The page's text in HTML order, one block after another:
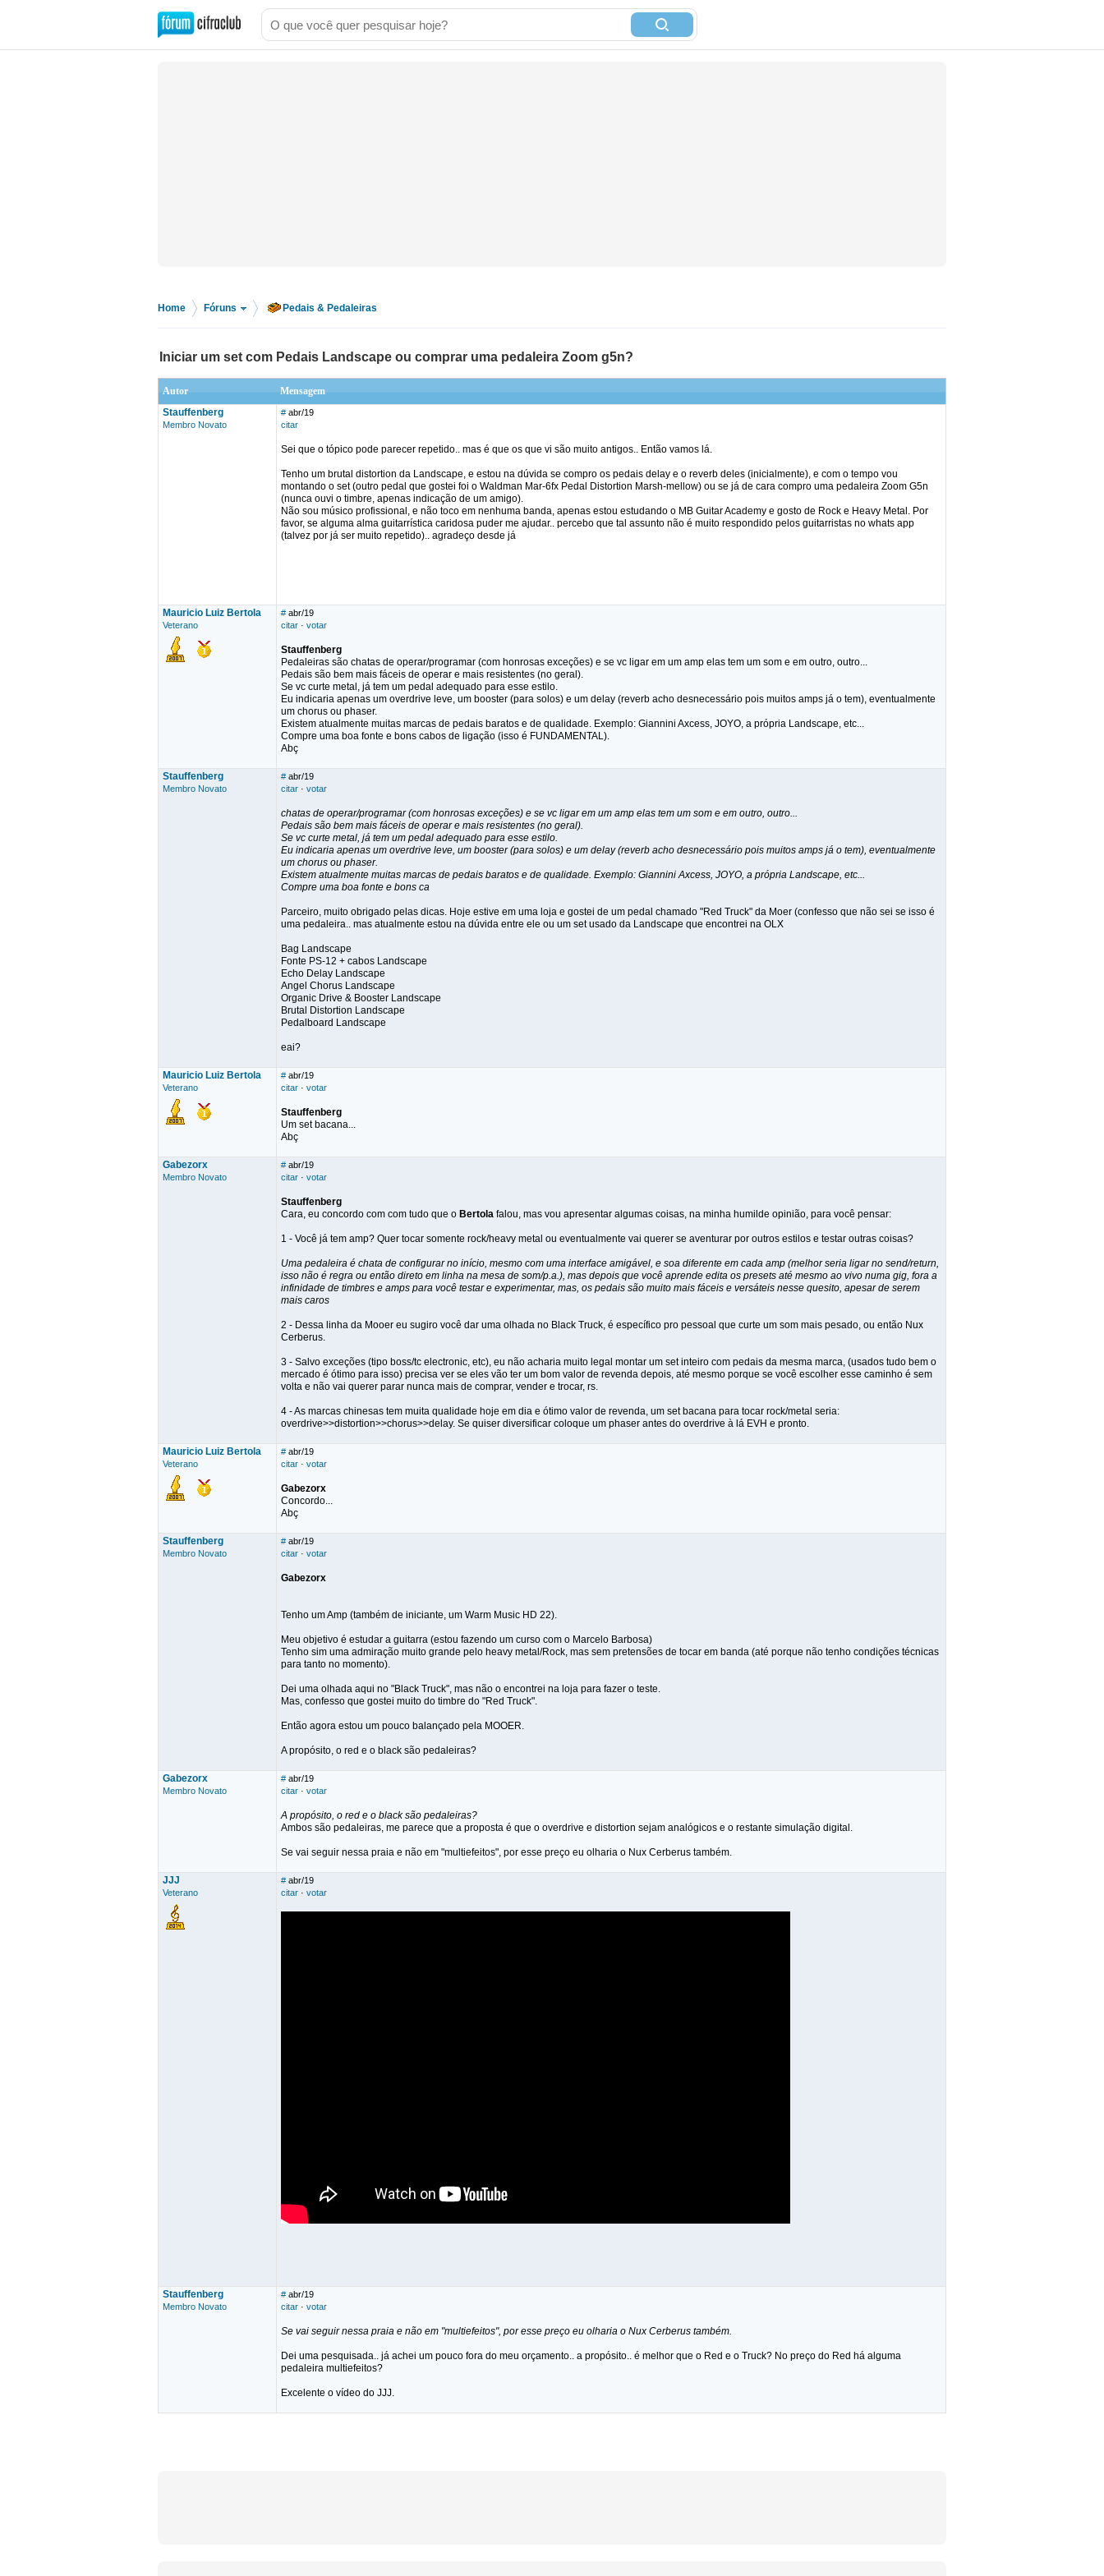
Home Fóruns Pedais & Pedaleiras
Iniciar um set com Pedais Landscape ou comprar uma pedaleira Zoom g5n?
Autor
Mensagem
Stauffenberg
Membro Novato
# abr/19
citar
Sei que o tópico pode parecer repetido.. mas é que os que vi são muito antigos.. Então vamos lá.
Tenho um brutal distortion da Landscape, e estou na dúvida se compro os pedais delay e o reverb deles (inicialmente), e com o tempo vou
montando o set (outro pedal que gostei foi o Waldman Mar-6fx Pedal Distortion Marsh-mellow) ou se já de cara compro uma pedaleira Zoom G5n
(nunca ouvi o timbre, apenas indicação de um amigo).
Não sou músico profissional, e não toco em nenhuma banda, apenas estou estudando o MB Guitar Academy e gosto de Rock e Heavy Metal. Por
favor, se alguma alma guitarrística caridosa puder me ajudar.. percebo que tal assunto não é muito respondido pelos guitarristas no whats app
(talvez por já ser muito repetido).. agradeço desde já
Mauricio Luiz Bertola
Veterano
# abr/19
citar · votar
Stauffenberg
Pedaleiras são chatas de operar/programar (com honrosas exceções) e se vc ligar em um amp elas tem um som e em outro, outro...
Pedais são bem mais fáceis de operar e mais resistentes (no geral).
Se vc curte metal, já tem um pedal adequado para esse estilo.
Eu indicaria apenas um overdrive leve, um booster (para solos) e um delay (reverb acho desnecessário pois muitos amps já o tem), eventualmente
um chorus ou phaser.
Existem atualmente muitas marcas de pedais baratos e de qualidade. Exemplo: Giannini Axcess, JOYO, a própria Landscape, etc...
Compre uma boa fonte e bons cabos de ligação (isso é FUNDAMENTAL).
Abç
Stauffenberg
Membro Novato
# abr/19
citar · votar
chatas de operar/programar (com honrosas exceções) e se vc ligar em um amp elas tem um som e em outro, outro...
Pedais são bem mais fáceis de operar e mais resistentes (no geral).
Se vc curte metal, já tem um pedal adequado para esse estilo.
Eu indicaria apenas um overdrive leve, um booster (para solos) e um delay (reverb acho desnecessário pois muitos amps já o tem), eventualmente
um chorus ou phaser.
Existem atualmente muitas marcas de pedais baratos e de qualidade. Exemplo: Giannini Axcess, JOYO, a própria Landscape, etc...
Compre uma boa fonte e bons ca
Parceiro, muito obrigado pelas dicas. Hoje estive em uma loja e gostei de um pedal chamado "Red Truck" da Moer (confesso que não sei se isso é
uma pedaleira.. mas atualmente estou na dúvida entre ele ou um set usado da Landscape que encontrei na OLX
Bag Landscape
Fonte PS-12 + cabos Landscape
Echo Delay Landscape
Angel Chorus Landscape
Organic Drive & Booster Landscape
Brutal Distortion Landscape
Pedalboard Landscape
eai?
Mauricio Luiz Bertola
Veterano
# abr/19
citar · votar
Stauffenberg
Um set bacana...
Abç
Gabezorx
Membro Novato
# abr/19
citar · votar
Stauffenberg
Cara, eu concordo com com tudo que o Bertola falou, mas vou apresentar algumas coisas, na minha humilde opinião, para você pensar:
1 - Você já tem amp? Quer tocar somente rock/heavy metal ou eventualmente vai querer se aventurar por outros estilos e testar outras coisas?
Uma pedaleira é chata de configurar no início, mesmo com uma interface amigável, e soa diferente em cada amp (melhor seria ligar no send/return,
isso não é regra ou então direto em linha na mesa de som/p.a.), mas depois que você aprende edita os presets até mesmo ao vivo numa gig, fora a
infinidade de timbres e amps para você testar e experimentar, mas, os pedais são muito mais fáceis e versáteis nesse quesito, apesar de serem
mais caros
2 - Dessa linha da Mooer eu sugiro você dar uma olhada no Black Truck, é específico pro pessoal que curte um som mais pesado, ou então Nux
Cerberus.
3 - Salvo exceções (tipo boss/tc electronic, etc), eu não acharia muito legal montar um set inteiro com pedais da mesma marca, (usados tudo bem o
mercado é ótimo para isso) precisa ver se eles vão ter um bom valor de revenda depois, até mesmo porque se você escolher esse caminho é sem
volta e não vai querer parar nunca mais de comprar, vender e trocar, rs.
4 - As marcas chinesas tem muita qualidade hoje em dia e ótimo valor de revenda, um set bacana para tocar rock/metal seria:
overdrive>>distortion>>chorus>>delay. Se quiser diversificar coloque um phaser antes do overdrive à lá EVH e pronto.
Mauricio Luiz Bertola
Veterano
# abr/19
citar · votar
Gabezorx
Concordo...
Abç
Stauffenberg
Membro Novato
# abr/19
citar · votar
Gabezorx
Tenho um Amp (também de iniciante, um Warm Music HD 22).
Meu objetivo é estudar a guitarra (estou fazendo um curso com o Marcelo Barbosa)
Tenho sim uma admiração muito grande pelo heavy metal/Rock, mas sem pretensões de tocar em banda (até porque não tenho condições técnicas
para tanto no momento).
Dei uma olhada aqui no "Black Truck", mas não o encontrei na loja para fazer o teste.
Mas, confesso que gostei muito do timbre do "Red Truck".
Então agora estou um pouco balançado pela MOOER.
A propósito, o red e o black são pedaleiras?
Gabezorx
Membro Novato
# abr/19
citar · votar
A propósito, o red e o black são pedaleiras?
Ambos são pedaleiras, me parece que a proposta é que o overdrive e distortion sejam analógicos e o restante simulação digital.
Se vai seguir nessa praia e não em "multiefeitos", por esse preço eu olharia o Nux Cerberus também.
JJJ
Veterano
# abr/19
citar · votar
Stauffenberg
Membro Novato
# abr/19
citar · votar
Se vai seguir nessa praia e não em "multiefeitos", por esse preço eu olharia o Nux Cerberus também.
Dei uma pesquisada.. já achei um pouco fora do meu orçamento.. a propósito.. é melhor que o Red e o Truck? No preço do Red há alguma
pedaleira multiefeitos?
Excelente o vídeo do JJJ.